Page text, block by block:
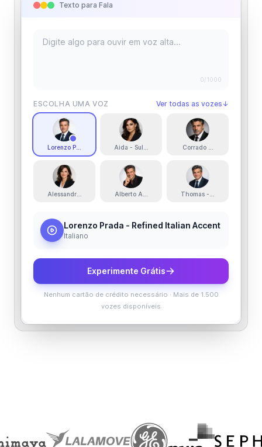
Texto para Fala
0/1000
ESCOLHA UMA VOZ Ver todas as vozes ↓
Lorenzo Prada - Refined Italian AccentAida - Sultry, Deep and SilkyCorrado Noventa -
Alessandra - Elegant and VersatileAlberto Arte - Bright and Expressive
Thomas - Friendly,
Lorenzo Prada - Refined Italian Accent
Italiano
Experimente Grátis
Nenhum cartão de crédito necessário · Mais de 1.500
vozes disponíveis